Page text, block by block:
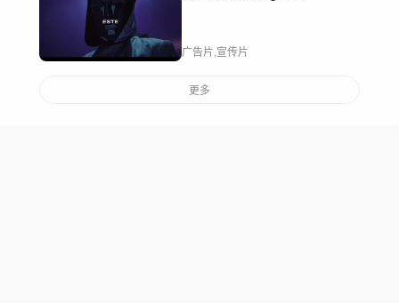
广告片,宣传片
更多